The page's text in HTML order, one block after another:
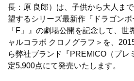
長：原 良郎）は、子供から大人ま
望するシリーズ最新作『ドラゴン
「F」』の劇場公開を記念して、世
ャルコラボ クロノグラフ＞を、
ら弊社ブランド『PREMICO（プレ
定5,900点にて発売いたします。